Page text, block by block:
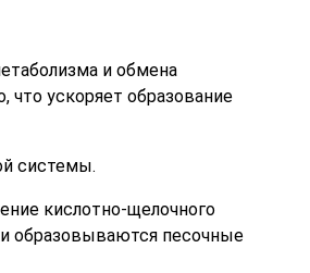
и обмена
ускоряет образование
системы.
кислотно-щелочного
образовываются песочные